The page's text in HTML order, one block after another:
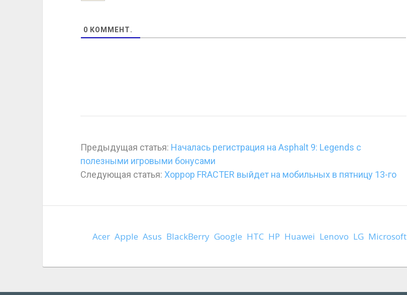
0 КОММЕНТ.
Предыдущая статья: Началась регистрация на Asphalt 9: Legends с
полезными игровыми бонусами
Следующая статья: Хоррор FRACTER выйдет на мобильных в пятницу 13-го
Acer Apple Asus BlackBerry Google HTC HP Huawei Lenovo LG Microsoft